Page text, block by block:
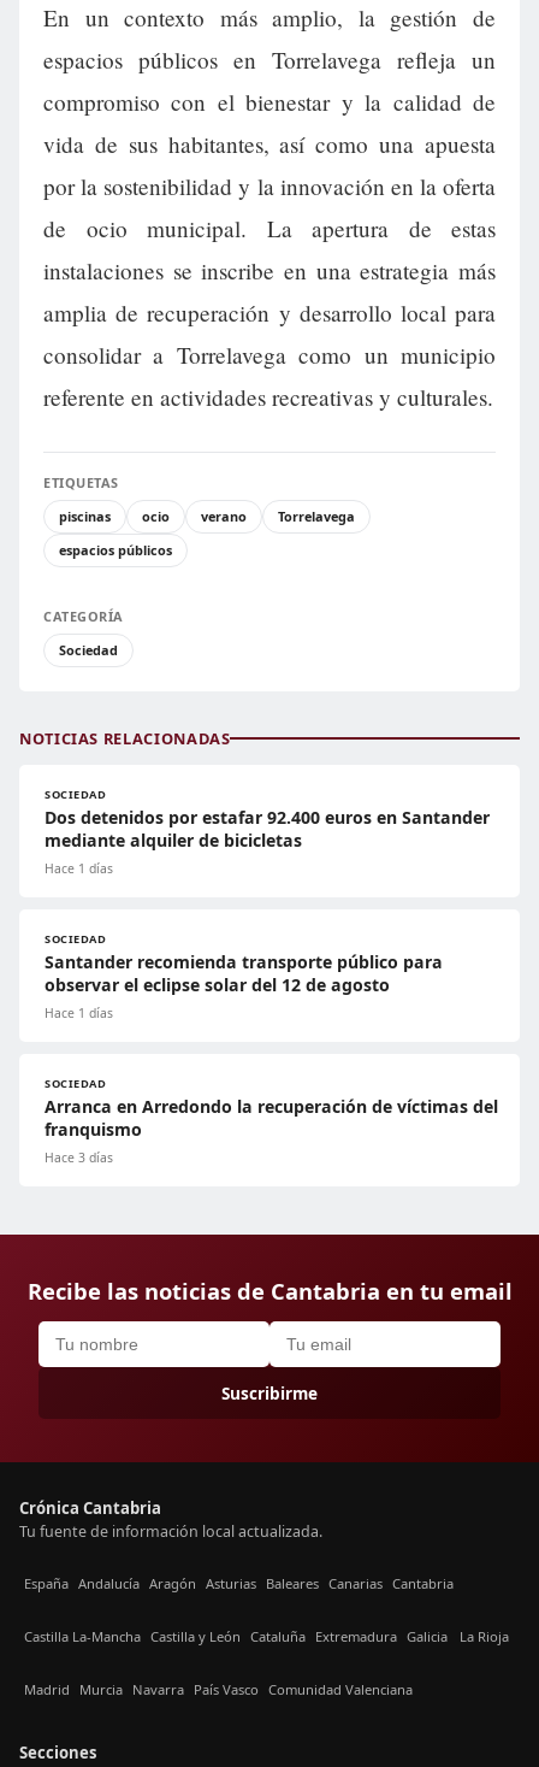
En un contexto más amplio, la gestión de
espacios públicos en Torrelavega refleja un
compromiso con el bienestar y la calidad de
vida de sus habitantes, así como una apuesta
por la sostenibilidad y la innovación en la oferta
de ocio municipal. La apertura de estas
instalaciones se inscribe en una estrategia más
amplia de recuperación y desarrollo local para
consolidar a Torrelavega como un municipio
referente en actividades recreativas y culturales.
ETIQUETAS
piscinas
ocio verano
Torrelavega
espacios públicos
CATEGORÍA
Sociedad
NOTICIAS RELACIONADAS
SOCIEDAD
Dos detenidos por estafar 92.400 euros en Santander
mediante alquiler de bicicletas
Hace 1 días
SOCIEDAD
Santander recomienda transporte público para
observar el eclipse solar del 12 de agosto
Hace 1 días
SOCIEDAD
Arranca en Arredondo la recuperación de víctimas del
franquismo
Hace 3 días
Recibe las noticias de Cantabria en tu email
Suscribirme
Crónica Cantabria
Tu fuente de información local actualizada.
España Andalucía Aragón Asturias Baleares Canarias Cantabria
Castilla La-Mancha Castilla y León Cataluña Extremadura Galicia La Rioja
Madrid Murcia Navarra País Vasco Comunidad Valenciana
Secciones